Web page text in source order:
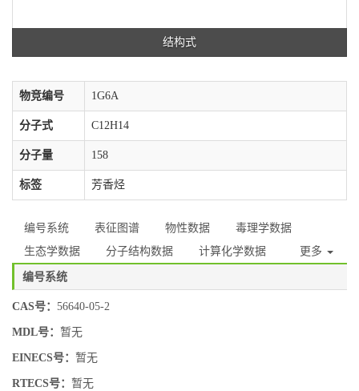
结构式
物竞编号 1G6A
分子式 C12H14
分子量 158
标签 芳香烃
编号系统 表征图谱 物性数据
毒理学数据
生态学数据
分子结构数据 计算化学数据 更多
编号系统
CAS号： 56640-05-2
MDL号： 暂无
EINECS号： 暂无
RTECS号： 暂无